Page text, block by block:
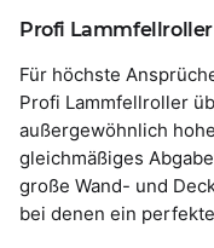
Profi Lammfellroller
Für höchste
Profi Lammfellroller
außergewöhnlich
gleichmäßiges
große Wand- und
bei denen ein